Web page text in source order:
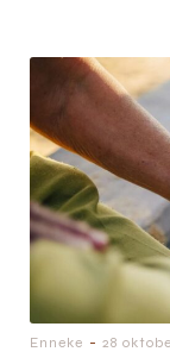
Enneke - 28